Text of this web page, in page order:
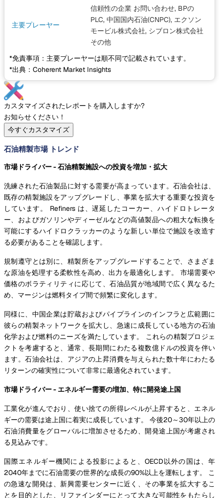
主要プレーヤー
信頼性の企業 お問い合わせ, BPの
PLC, 中国国内石油(CNPC), エクソン
モービル株式会社, シブロン株式会社
その他
*免責事項：主要プレーヤーは順不同で記載されています。
*出典：Coherent Market Insights
カスタマイズされたレポートを購入しますか?
お知らせください！
今すぐカスタマイズ
石油精製市場 トレンド
市場ドライバー - 石油精製施設への投資を増加・拡大
洗練された石油製品に対する需要が高まっています。石油会社は、
既存の精製施設をアップグレードし、事業を拡大する重要な投資を
しています。 Refiners は、遅延したコーカー、ハイドロトレータ
ー、およびガソリンやディーゼルなどの高値製品への粗大な転換を
可能にするハイドロクラッカーのような新しい単位で施設を改造す
る必要があることを確認します。
規制遵守とは別に、精製所をアップグレードすることで、さまざま
な原油を処理する柔軟性を高め、出力を最適化します。 市場需要や
価格のボラティリティに応じて、石油品質が地域間で広く異なるた
め、マージンは燃料タイプ間で頻繁に変化します。
同様に、中国企業は貯蔵およびパイプラインのインフラと広範囲に
彼らの精製ネットワークを拡大し、急速に成長している地方の石油
化学および燃料のニーズを満たしています。 これらの精製プロジェ
クトを考慮すると、通常、長期間にわたる複数億ドルの投資を伴い
ます。石油会社は、アジアの上昇消費を与えられた数十年にわたる
リターンの確実性について非常に最適化されています。
市場ドライバー - エネルギー需要の増加、特に開発途上国
工業化が進んでおり、使い捨ての所得レベルが上昇すると、エネル
ギーの需要は途上国に着実に成長しています。 今後20～30年以上の
石油消費量をグローバルに増加させるため、開発途上国が考慮され
る見込みです。
国際エネルギー機関による投影によると、OECD以外の国は、年
2040年までに石油需要の世界的な成長の90%以上を運転します。 こ
の急速な開発は、新興需要センターに近く、その事業を拡大するこ
とを目的とした、リファインダーにとって大きな可能性をもたらし